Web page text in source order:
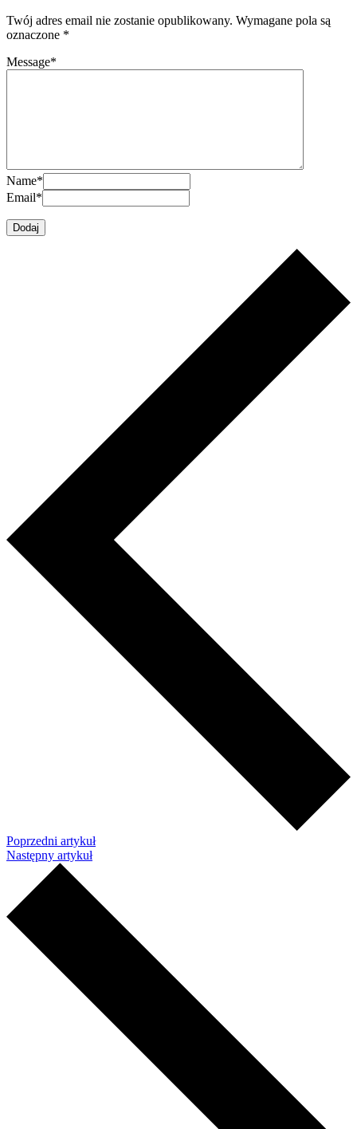
Twój adres email nie zostanie opublikowany. Wymagane pola są
oznaczone *
Message*
Name*
Email*
Poprzedni artykuł
Następny artykuł